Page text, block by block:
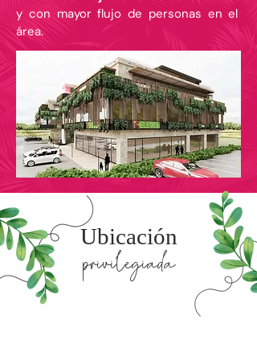
y con mayor flujo de personas en el
área.
Ubicación
privilegiada